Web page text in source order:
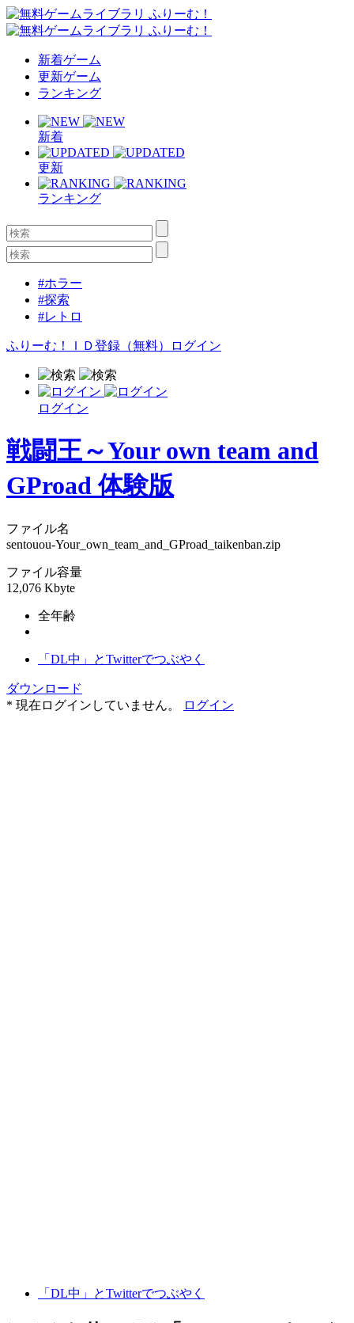
新着ゲーム
更新ゲーム
ランキング
新着
更新
ランキング
#ホラー
#探索
#レトロ
ふりーむ！ＩＤ登録（無料） ログイン
ログイン
戦闘王～Your own team and
GProad 体験版
ファイル名
sentouou-Your_own_team_and_GProad_taikenban.zip
ファイル容量
12,076 Kbyte
全年齢
「DL中」とTwitterでつぶやく
ダウンロード
* 現在ログインしていません。
ログイン
「DL中」とTwitterでつぶやく